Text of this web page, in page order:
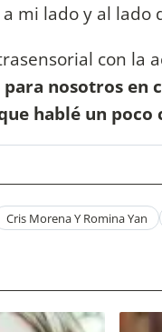
mi lado y al lado
con la
nosotros en
hablé un poco
Cris Morena Y Romina Yan